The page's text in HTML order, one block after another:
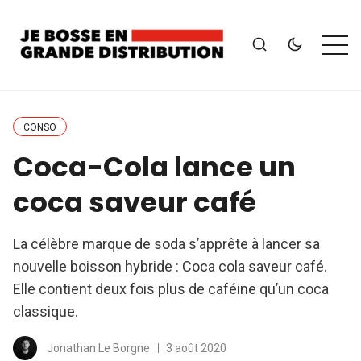
CONSO
Coca-Cola lance un
coca saveur café
La célèbre marque de soda s’apprête à lancer sa
nouvelle boisson hybride : Coca cola saveur café.
Elle contient deux fois plus de caféine qu’un coca
classique.
Jonathan Le Borgne 3 août 2020